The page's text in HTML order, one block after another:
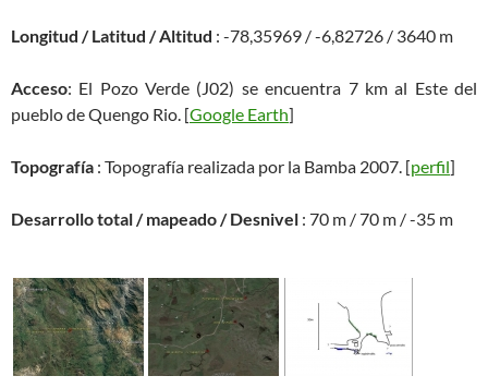
Longitud / Latitud / Altitud : -78,35969 / -6,82726 / 3640 m
Acceso: El Pozo Verde (J02) se encuentra 7 km al Este del
pueblo de Quengo Rio. [Google Earth]
Topografía : Topografía realizada por la Bamba 2007. [perfil]
Desarrollo total / mapeado / Desnivel : 70 m / 70 m / -35 m